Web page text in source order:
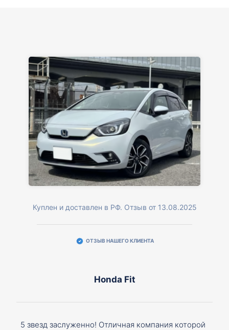
Куплен и доставлен в РФ. Отзыв от 13.08.2025
ОТЗЫВ НАШЕГО КЛИЕНТА
Honda Fit
5 звезд заслуженно! Отличная компания которой